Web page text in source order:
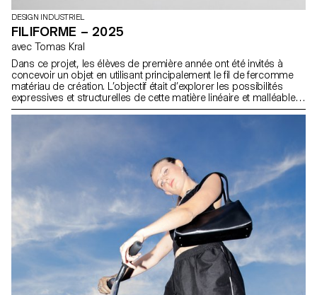
DESIGN INDUSTRIEL
FILIFORME – 2025
avec Tomas Kral
Dans ce projet, les élèves de première année ont été invités à
concevoir un objet en utilisant principalement le fil de fercomme
matériau de création. L’objectif était d’explorer les possibilités
expressives et structurelles de cette matière linéaire et malléable,
en développant une approche personnelle et innovante. Plier,